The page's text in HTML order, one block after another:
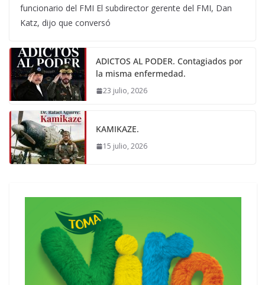
funcionario del FMI El subdirector gerente del FMI, Dan
Katz, dijo que conversó
ADICTOS AL PODER. Contagiados por
la misma enfermedad.
23 julio, 2026
KAMIKAZE.
15 julio, 2026